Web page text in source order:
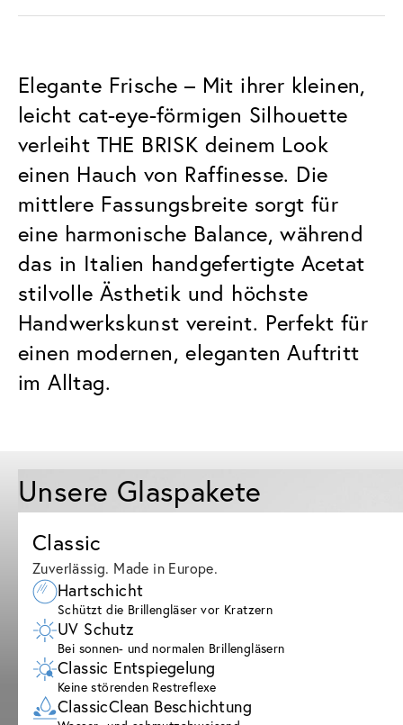
Elegante Frische – Mit ihrer kleinen,
leicht cat-eye-förmigen Silhouette
verleiht THE BRISK deinem Look
einen Hauch von Raffinesse. Die
mittlere Fassungsbreite sorgt für
eine harmonische Balance, während
das in Italien handgefertigte Acetat
stilvolle Ästhetik und höchste
Handwerkskunst vereint. Perfekt für
einen modernen, eleganten Auftritt
im Alltag.
Unsere Glaspakete
Classic
Zuverlässig. Made in Europe.
Hartschicht
Schützt die Brillengläser vor Kratzern
UV Schutz
Bei sonnen- und normalen Brillengläsern
Classic Entspiegelung
Keine störenden Restreflexe
ClassicClean Beschichtung